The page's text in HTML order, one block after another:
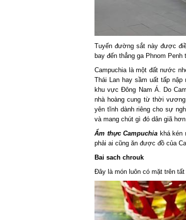
Tuyến đường sắt này được
bay đến thẳng ga Phnom Penh
Campuchia là một đất nước
Thái Lan hay sầm uất tấp nập
khu vực Đông Nam Á. Do
nhà hoàng cung từ thời vương
yên tĩnh dành riêng cho sự
và mang chút gì đó dân giã
Ẩm thực Campuchiakhá kén
phải ai cũng ăn được đồ của
Bai sach chrouk
Đây là món luôn có mặt trên